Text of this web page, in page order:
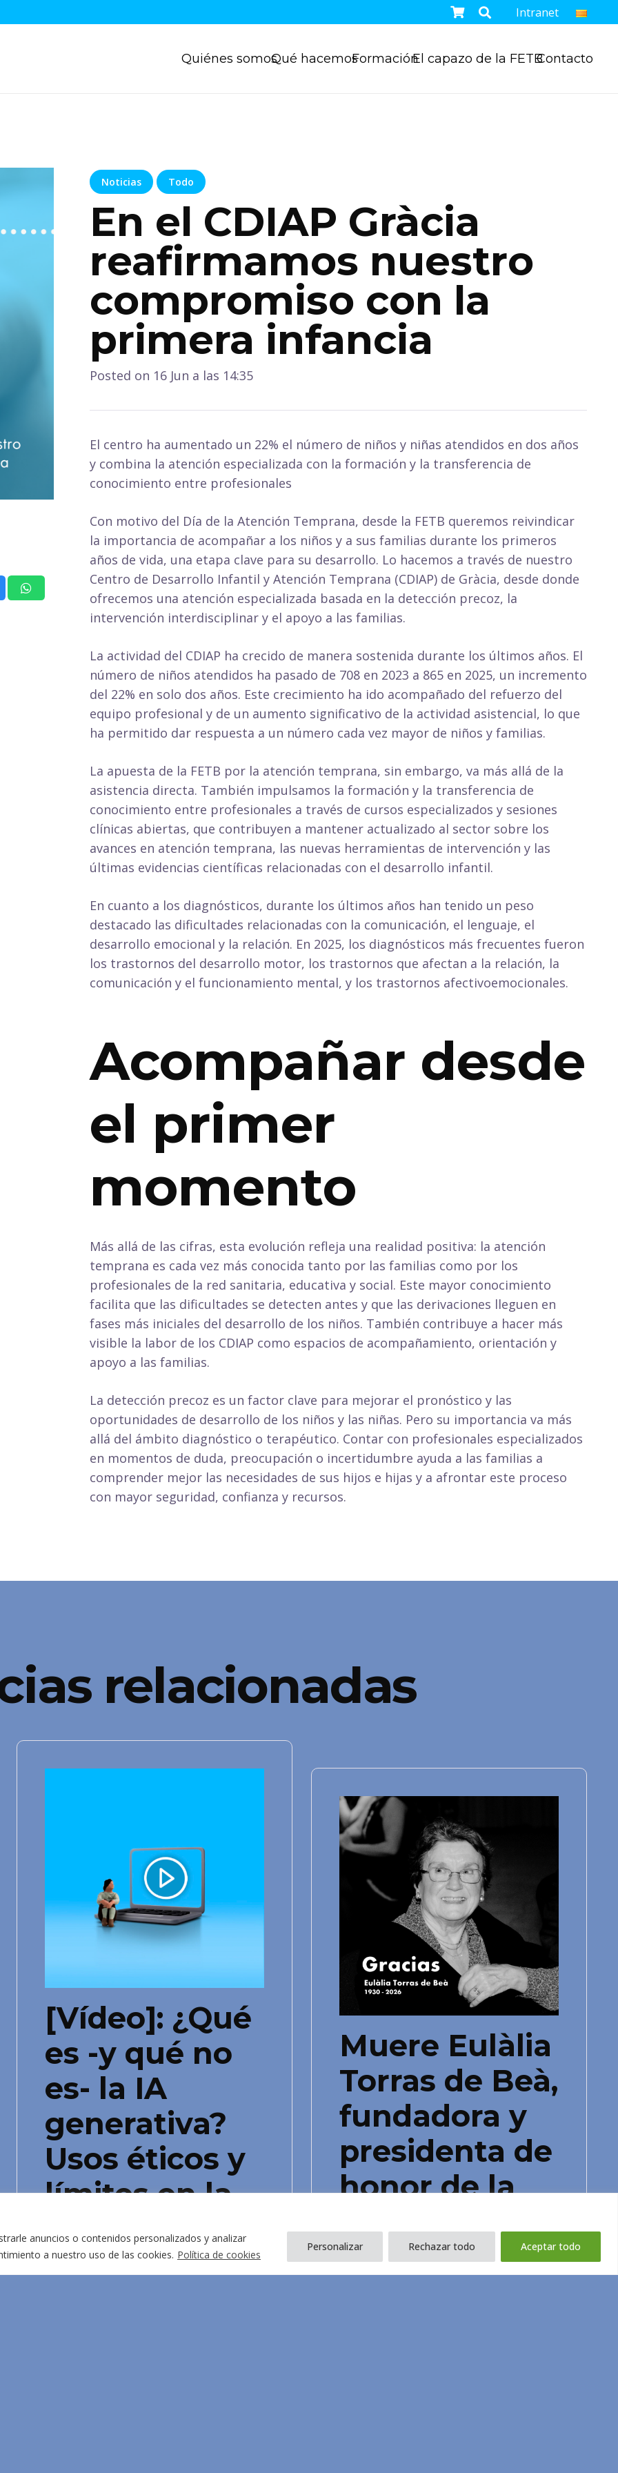
anuncios o contenidos personalizados y analizar
a nuestro uso de las cookies. Política de cookies
Personalizar Rechazar todo Aceptar todo
Intranet
Quiénes somosQué hacemosFormaciónEl capazo de la FETBContacto
Noticias Todo
En el CDIAP Gràcia
reafirmamos nuestro
compromiso con la
primera infancia
Posted on 16 Jun a las 14:35
El centro ha aumentado un 22% el número de niños y niñas atendidos en dos años
y combina la atención especializada con la formación y la transferencia de
conocimiento entre profesionales
Con motivo del Día de la Atención Temprana, desde la FETB queremos reivindicar
la importancia de acompañar a los niños y a sus familias durante los primeros
años de vida, una etapa clave para su desarrollo. Lo hacemos a través de nuestro
Centro de Desarrollo Infantil y Atención Temprana (CDIAP) de Gràcia, desde donde
ofrecemos una atención especializada basada en la detección precoz, la
intervención interdisciplinar y el apoyo a las familias.
La actividad del CDIAP ha crecido de manera sostenida durante los últimos años. El
número de niños atendidos ha pasado de 708 en 2023 a 865 en 2025, un incremento
del 22% en solo dos años. Este crecimiento ha ido acompañado del refuerzo del
equipo profesional y de un aumento significativo de la actividad asistencial, lo que
ha permitido dar respuesta a un número cada vez mayor de niños y familias.
La apuesta de la FETB por la atención temprana, sin embargo, va más allá de la
asistencia directa. También impulsamos la formación y la transferencia de
conocimiento entre profesionales a través de cursos especializados y sesiones
clínicas abiertas, que contribuyen a mantener actualizado al sector sobre los
avances en atención temprana, las nuevas herramientas de intervención y las
últimas evidencias científicas relacionadas con el desarrollo infantil.
En cuanto a los diagnósticos, durante los últimos años han tenido un peso
destacado las dificultades relacionadas con la comunicación, el lenguaje, el
desarrollo emocional y la relación. En 2025, los diagnósticos más frecuentes fueron
los trastornos del desarrollo motor, los trastornos que afectan a la relación, la
comunicación y el funcionamiento mental, y los trastornos afectivoemocionales.
Acompañar desde
el primer
momento
Más allá de las cifras, esta evolución refleja una realidad positiva: la atención
temprana es cada vez más conocida tanto por las familias como por los
profesionales de la red sanitaria, educativa y social. Este mayor conocimiento
facilita que las dificultades se detecten antes y que las derivaciones lleguen en
fases más iniciales del desarrollo de los niños. También contribuye a hacer más
visible la labor de los CDIAP como espacios de acompañamiento, orientación y
apoyo a las familias.
La detección precoz es un factor clave para mejorar el pronóstico y las
oportunidades de desarrollo de los niños y las niñas. Pero su importancia va más
allá del ámbito diagnóstico o terapéutico. Contar con profesionales especializados
en momentos de duda, preocupación o incertidumbre ayuda a las familias a
comprender mejor las necesidades de sus hijos e hijas y a afrontar este proceso
con mayor seguridad, confianza y recursos.
relacionadas
[Vídeo]: ¿Qué
es -y qué no
es- la IA
generativa?
Usos éticos y
límites en la
salud mental
Muere Eulàlia
Torras de Beà,
fundadora y
presidenta de
honor de la
FETB
Su legado sigue vivo en los
profesionales que se han formado a